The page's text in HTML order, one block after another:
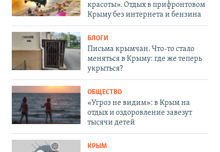
красоты». Отдых в прифронтовом
Крыму без интернета и бензина
БЛОГИ
Письма крымчан. Что-то стало
меняться в Крыму: где же теперь
укрыться?
ОБЩЕСТВО
«Угроз не видим»: в Крым на
отдых и оздоровление завезут
тысячи детей
КРЫМ